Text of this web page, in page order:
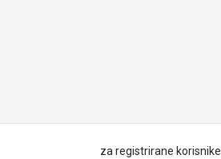
za registrirane korisnike